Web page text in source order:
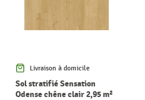
Livraison à domicile
Sol stratifié Sensation
Odense chêne clair 2,95 m²